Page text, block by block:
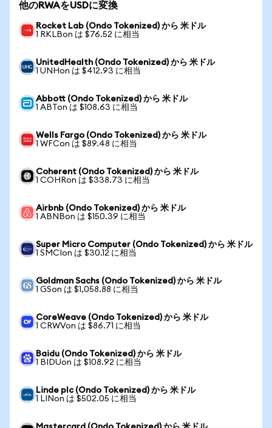
他のRWAをUSDに変換
Rocket Lab (Ondo Tokenized) から 米ドル
1 RKLBon は $76.52 に相当
UnitedHealth (Ondo Tokenized) から 米ドル
1 UNHon は $412.93 に相当
Abbott (Ondo Tokenized) から 米ドル
1 ABTon は $108.63 に相当
Wells Fargo (Ondo Tokenized) から 米ドル
1 WFCon は $89.48 に相当
Coherent (Ondo Tokenized) から 米ドル
1 COHRon は $338.73 に相当
Airbnb (Ondo Tokenized) から 米ドル
1 ABNBon は $150.39 に相当
Super Micro Computer (Ondo Tokenized) から 米ドル
1 SMCIon は $30.12 に相当
Goldman Sachs (Ondo Tokenized) から 米ドル
1 GSon は $1,058.88 に相当
CoreWeave (Ondo Tokenized) から 米ドル
1 CRWVon は $86.71 に相当
Baidu (Ondo Tokenized) から 米ドル
1 BIDUon は $108.92 に相当
Linde plc (Ondo Tokenized) から 米ドル
1 LINon は $502.05 に相当